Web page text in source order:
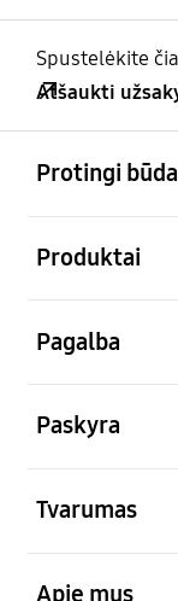
Spustelėkite
Atšaukti
Protingi
Produktai
Pagalba
Paskyra
Tvarumas
Apie mus